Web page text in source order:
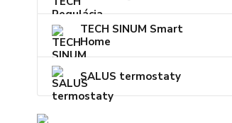
TECH SINUM Smart
Home
SALUS termostaty